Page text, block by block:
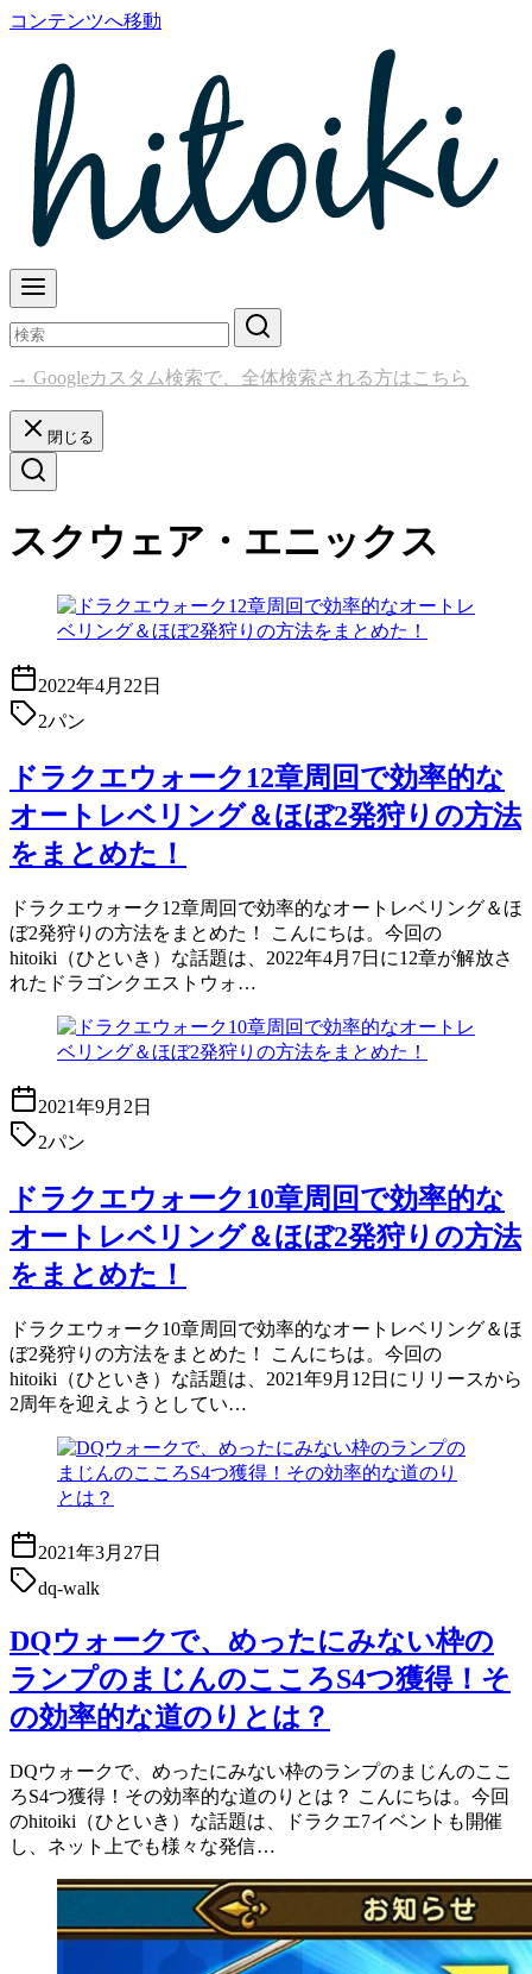
コンテンツへ移動
→ Googleカスタム検索で、全体検索される方はこちら
閉じる
スクウェア・エニックス
2022年4月22日
2パン
ドラクエウォーク12章周回で効率的な
オートレベリング＆ほぼ2発狩りの方法
をまとめた！
ドラクエウォーク12章周回で効率的なオートレベリング＆ほ
ぼ2発狩りの方法をまとめた！ こんにちは。今回の
hitoiki（ひといき）な話題は、2022年4月7日に12章が解放さ
れたドラゴンクエストウォ…
2021年9月2日
2パン
ドラクエウォーク10章周回で効率的な
オートレベリング＆ほぼ2発狩りの方法
をまとめた！
ドラクエウォーク10章周回で効率的なオートレベリング＆ほ
ぼ2発狩りの方法をまとめた！ こんにちは。今回の
hitoiki（ひといき）な話題は、2021年9月12日にリリースから
2周年を迎えようとしてい…
2021年3月27日
dq-walk
DQウォークで、めったにみない枠の
ランプのまじんのこころS4つ獲得！そ
の効率的な道のりとは？
DQウォークで、めったにみない枠のランプのまじんのここ
ろS4つ獲得！その効率的な道のりとは？ こんにちは。今回
のhitoiki（ひといき）な話題は、ドラクエ7イベントも開催
し、ネット上でも様々な発信…